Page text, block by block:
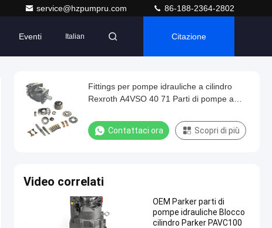
service@hzpumpru.com 86-188-2364-2802
Eventi Italian Citazione
Fittings per pompe idrauliche a cilindro
Rexroth A4VSO 40 71 Parti di pompe a
Contattaci ora Scopri di più
Video correlati
OEM Parker parti di
pompe idrauliche Blocco
cilindro Parker PAVC100